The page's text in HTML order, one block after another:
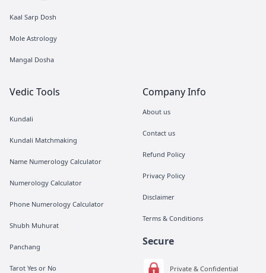
Kaal Sarp Dosh
Mole Astrology
Mangal Dosha
Vedic Tools
Kundali
Kundali Matchmaking
Name Numerology Calculator
Numerology Calculator
Phone Numerology Calculator
Shubh Muhurat
Panchang
Tarot Yes or No
Company Info
About us
Contact us
Refund Policy
Privacy Policy
Disclaimer
Terms & Conditions
Secure
Private & Confidential